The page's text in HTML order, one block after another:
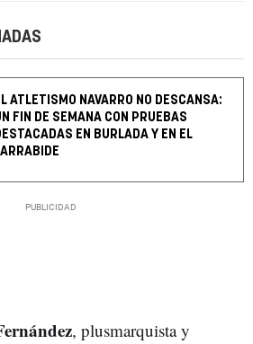
ATLETISMO NAVARRO NO DESCANSA:
FIN DE SEMANA CON PRUEBAS
EN BURLADA Y EN EL
, plusmarquista y